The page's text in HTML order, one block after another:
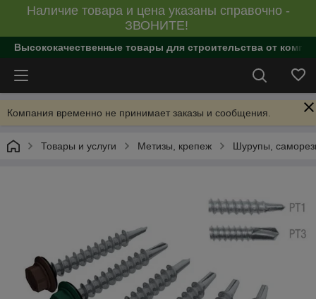
Наличие товара и цена указаны справочно -
ЗВОНИТЕ!
Высококачественные товары для строительства от
Компания временно не принимает заказы и сообщения.
Товары и услуги Метизы, крепеж Шурупы,